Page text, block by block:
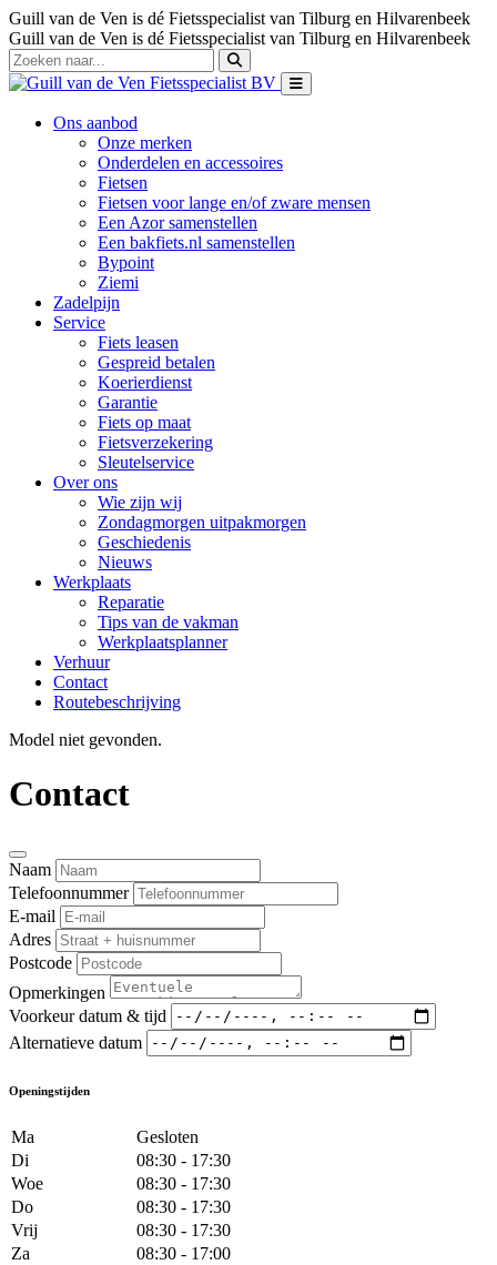
Guill van de Ven is dé Fietsspecialist van Tilburg en Hilvarenbeek
Guill van de Ven is dé Fietsspecialist van Tilburg en Hilvarenbeek
Ons aanbod
Onze merken
Onderdelen en accessoires
Fietsen
Fietsen voor lange en/of zware mensen
Een Azor samenstellen
Een bakfiets.nl samenstellen
Bypoint
Ziemi
Zadelpijn
Service
Fiets leasen
Gespreid betalen
Koerierdienst
Garantie
Fiets op maat
Fietsverzekering
Sleutelservice
Over ons
Wie zijn wij
Zondagmorgen uitpakmorgen
Geschiedenis
Nieuws
Werkplaats
Reparatie
Tips van de vakman
Werkplaatsplanner
Verhuur
Contact
Routebeschrijving
Model niet gevonden.
Contact
Naam
Telefoonnummer
E-mail
Adres
Postcode
Opmerkingen
Voorkeur datum & tijd
Alternatieve datum
Openingstijden
Ma
Gesloten
Di
08:30 - 17:30
Woe
08:30 - 17:30
Do
08:30 - 17:30
Vrij
08:30 - 17:30
Za
08:30 - 17:00